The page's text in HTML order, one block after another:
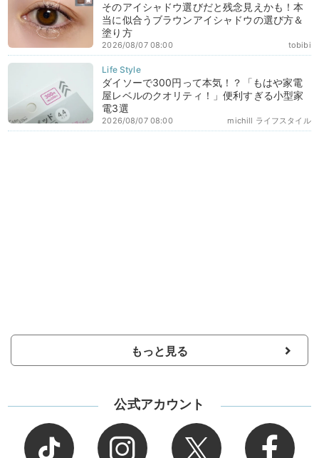
そのアイシャドウ選びだと残念見えかも！本
当に似合うブラウンアイシャドウの選び方＆
塗り方
tobibi
2026/08/07 08:00
ダイソーで300円って本気！？「もはや家電
屋レベルのクオリティ！」便利すぎる小型家
電3選
michill ライフスタイル
2026/08/07 08:00
もっと見る
公式アカウント